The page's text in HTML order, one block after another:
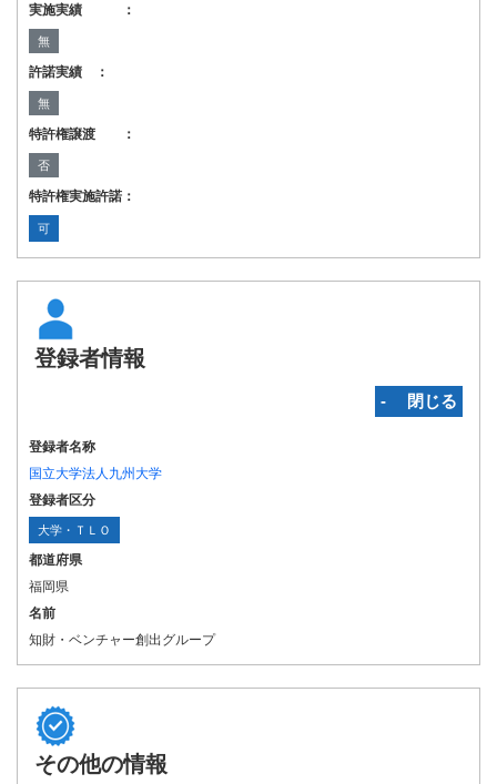
実施実績 ：
無
許諾実績 ：
無
特許権譲渡 ：
否
特許権実施許諾：
可
登録者情報
‐ 閉じる
登録者名称
国立大学法人九州大学
登録者区分
大学・ＴＬＯ
都道府県
福岡県
名前
知財・ベンチャー創出グループ
その他の情報